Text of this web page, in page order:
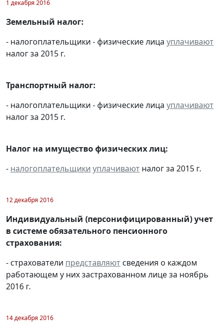
1 декабря 2016
Земельный налог:
- налогоплательщики - физические лица уплачивают
налог за 2015 г.
Транспортный налог:
- налогоплательщики - физические лица уплачивают
налог за 2015 г.
Налог на имущество физических лиц:
- налогоплательщики уплачивают налог за 2015 г.
12 декабря 2016
Индивидуальный (персонифицированный) учет
в системе обязательного пенсионного
страхования:
- страхователи представляют сведения о каждом
работающем у них застрахованном лице за ноябрь
2016 г.
14 декабря 2016